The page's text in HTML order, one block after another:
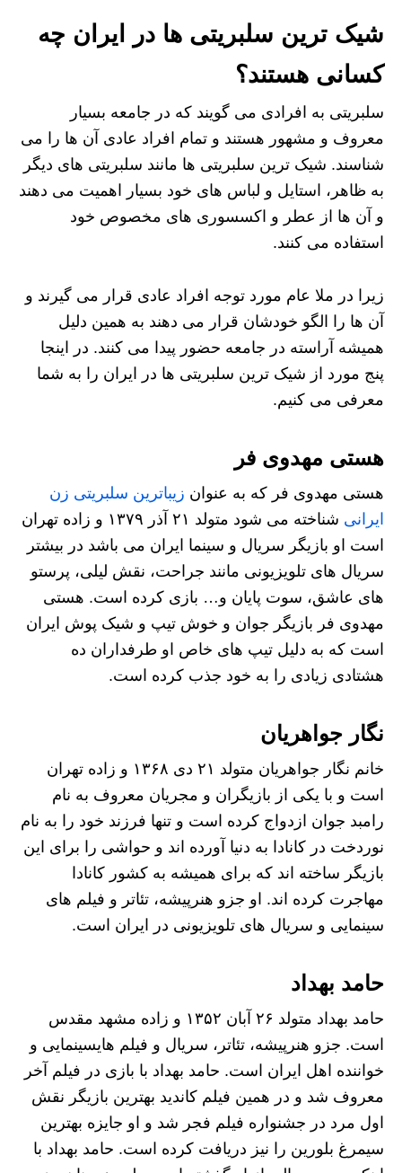
شیک ترین سلبریتی ها در ایران چه
کسانی هستند؟
سلبریتی به افرادی می‌ گویند که در جامعه بسیار
معروف و مشهور هستند و تمام افراد عادی آن ها را می
‌شناسند. شیک ترین سلبریتی ها مانند سلبریتی های دیگر
به ظاهر، استایل و لباس های خود بسیار اهمیت می دهند
و آن‌ ها از عطر و اکسسوری های مخصوص خود
استفاده می کنند.
زیرا در ملا عام مورد توجه افراد عادی قرار می ‌گیرند و
آن ها را الگو خودشان قرار می دهند به همین دلیل
همیشه آراسته در جامعه حضور پیدا می کنند. در اینجا
پنج مورد از شیک ترین سلبریتی ها در ایران را به شما
معرفی می کنیم.
هستی مهدوی فر
هستی مهدوی فر که به عنوان زیباترین سلبریتی زن
ایرانی
شناخته می شود متولد ۲۱ آذر ۱۳۷۹ و زاده تهران
است او بازیگر سریال و سینما ایران می باشد در بیشتر
سریال های تلویزیونی مانند جراحت، نقش لیلی، پرستو
های عاشق، سوت پایان و… بازی کرده است. هستی
مهدوی فر بازیگر جوان و خوش تیپ و شیک پوش ایران
است که به دلیل تیپ های خاص او طرفداران ده
هشتادی زیادی را به خود جذب کرده است.
نگار جواهریان
خانم نگار جواهریان متولد ۲۱ دی ۱۳۶۸ و زاده تهران
است و با یکی از بازیگران و مجریان معروف به نام
رامبد جوان ازدواج کرده است و تنها فرزند خود را به نام
نوردخت در کانادا به دنیا آورده ‌اند و حواشی را برای این
بازیگر ساخته اند که برای همیشه به کشور کانادا
مهاجرت کرده ‌اند. او جزو هنرپیشه، تئاتر و فیلم‌ های
سینمایی و سریال‌ های تلویزیونی در ایران است.
حامد بهداد
حامد بهداد متولد ۲۶ آبان ۱۳۵۲ و زاده مشهد مقدس
است. جزو هنرپیشه، تئاتر، سریال و فیلم هایسینمایی و
خواننده اهل ایران است. حامد بهداد با بازی در فیلم آخر
معروف شد و در همین فیلم کاندید بهترین بازیگر نقش
اول مرد در جشنواره فیلم فجر شد و او جایزه بهترین
سیمرغ بلورین را نیز دریافت کرده است. حامد بهداد با